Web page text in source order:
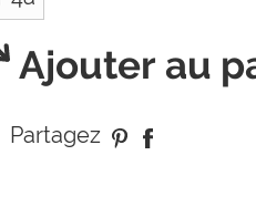
Ajouter au
Partagez